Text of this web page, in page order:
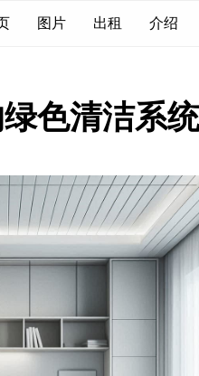
图片 出租 介绍
色清洁系